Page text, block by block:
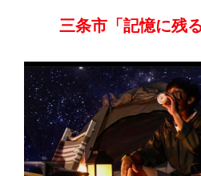
三条市「記憶に残